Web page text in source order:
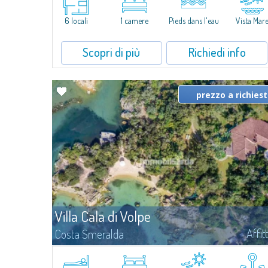
Una suite accogliente e funzionale a pochi passi dal mare.A meno
di tre metri dalla spiaggia, l'Unità B delle Porto Faro Suites
consente di vivere ogni giorno a contatto con il mare, in un
6 locali 1 camere Pieds dans l'eau Vista Mare
Scopri di più Richiedi info
Villa Cala di Volpe
Costa Smeralda
Vi diamo il benvenuto a Villa Cala di Volpe, straordinaria proprietà
fronte mare e vera e propria penisola privata di circa 6.000 metri
prezzo a